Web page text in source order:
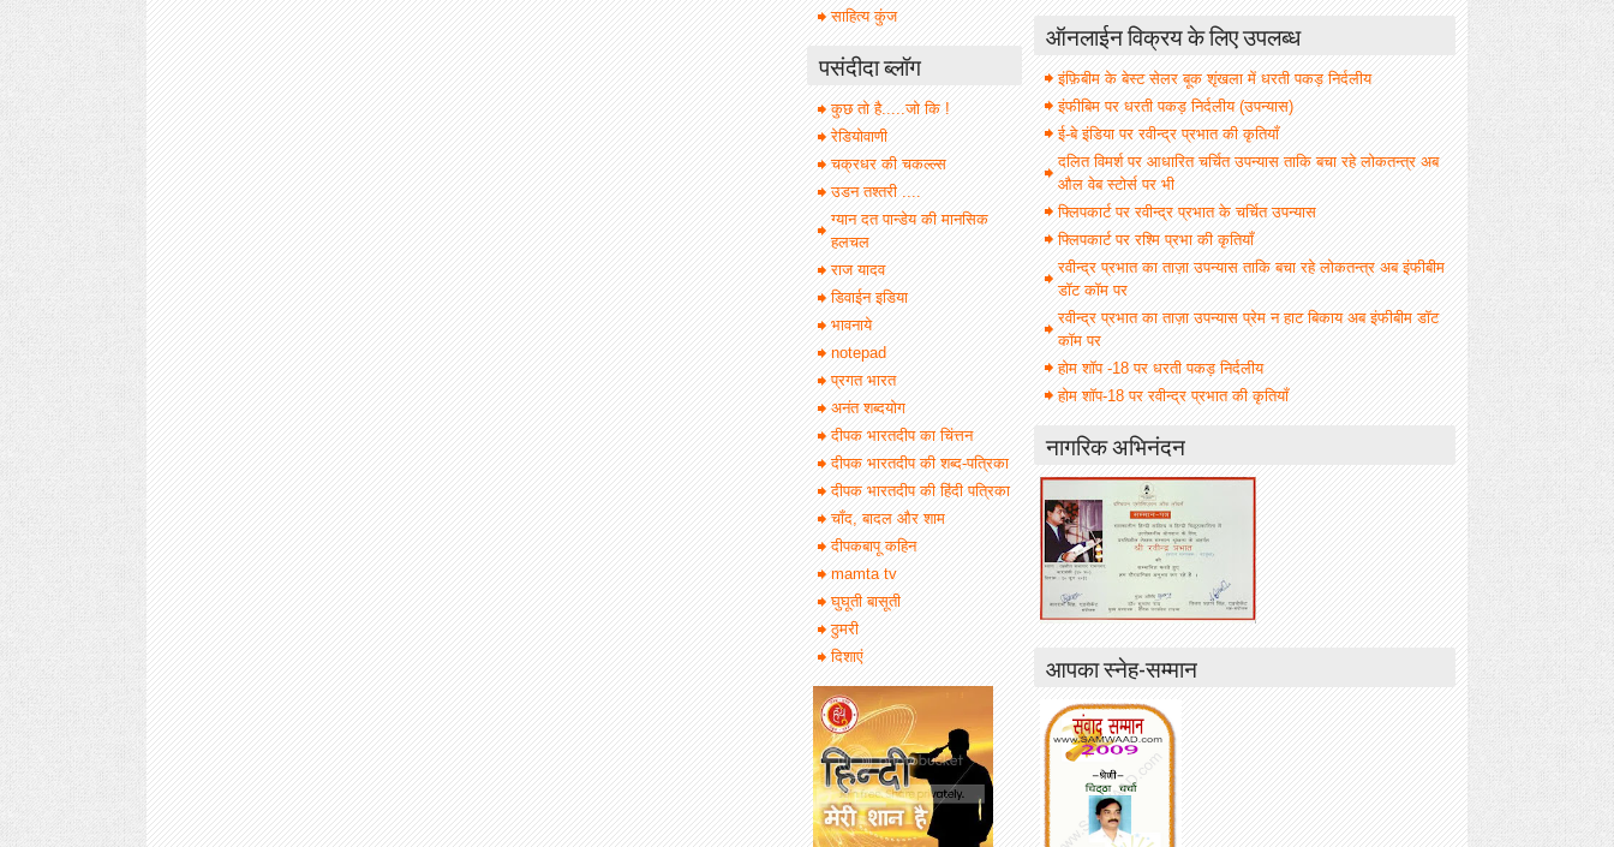
ऑनलाईन विक्रय के लिए उपलब्ध
इंफ़िबीम के बेस्ट सेलर बूक शृंखला में धरती पकड़ निर्दलीय
इंफीबिम पर धरती पकड़ निर्दलीय (उपन्यास)
ई-बे इंडिया पर रवीन्द्र प्रभात की कृतियाँ
दलित विमर्श पर आधारित चर्चित उपन्यास ताकि बचा रहे लोकतन्त्र अब
औल वेब स्टोर्स पर भी
फ्लिपकार्ट पर रवीन्द्र प्रभात के चर्चित उपन्यास
फ्लिपकार्ट पर रश्मि प्रभा की कृतियाँ
रवीन्द्र प्रभात का ताज़ा उपन्यास ताकि बचा रहे लोकतन्त्र अब इंफीबीम
डॉट कॉम पर
रवीन्द्र प्रभात का ताज़ा उपन्यास प्रेम न हाट बिकाय अब इंफीबीम डॉट
कॉम पर
होम शॉप -18 पर धरती पकड़ निर्दलीय
होम शॉप-18 पर रवीन्द्र प्रभात की कृतियाँ
नागरिक अभिनंदन
आपका स्नेह-सम्मान
साहित्य कुंज
पसंदीदा ब्लॉग
कुछ तो है.....जो कि !
रेडियोवाणी
चक्रधर की चकल्ल्स
उडन तश्तरी ....
ग्यान दत पान्डेय की मानसिक
हलचल
राज यादव
डिवाईन इडिया
भावनाये
notepad
प्रगत भारत
अनंत शब्दयोग
दीपक भारतदीप का चिंत्तन
दीपक भारतदीप की शब्द-पत्रिका
दीपक भारतदीप की हिंदी पत्रिका
चाँद, बादल और शाम
दीपकबापू कहिन
mamta tv
घुघूती बासूती
ठुमरी
दिशाएं